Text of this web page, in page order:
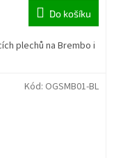
Do košíku
plechů na Brembo i
Kód: OGSMB01-BL